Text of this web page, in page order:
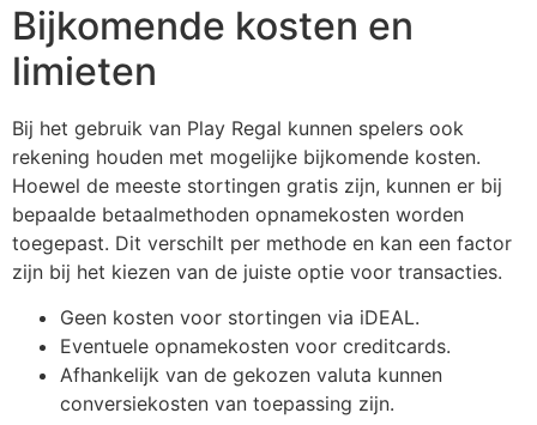
Bijkomende kosten en
limieten
Bij het gebruik van Play Regal kunnen spelers ook
rekening houden met mogelijke bijkomende kosten.
Hoewel de meeste stortingen gratis zijn, kunnen er bij
bepaalde betaalmethoden opnamekosten worden
toegepast. Dit verschilt per methode en kan een factor
zijn bij het kiezen van de juiste optie voor transacties.
Geen kosten voor stortingen via iDEAL.
Eventuele opnamekosten voor creditcards.
Afhankelijk van de gekozen valuta kunnen
conversiekosten van toepassing zijn.